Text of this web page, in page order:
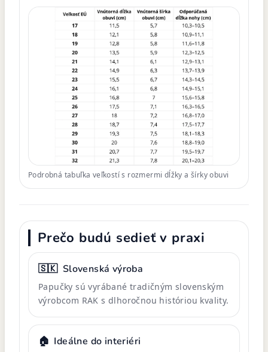
Podrobná tabuľka veľkostí s rozmermi dĺžky a šírky obuvi
Prečo budú sedieť v praxi
🇸🇰 Slovenská výroba
Papučky sú vyrábané tradičným slovenským
výrobcom RAK s dlhoročnou históriou kvality.
🏠 Ideálne do interiéri